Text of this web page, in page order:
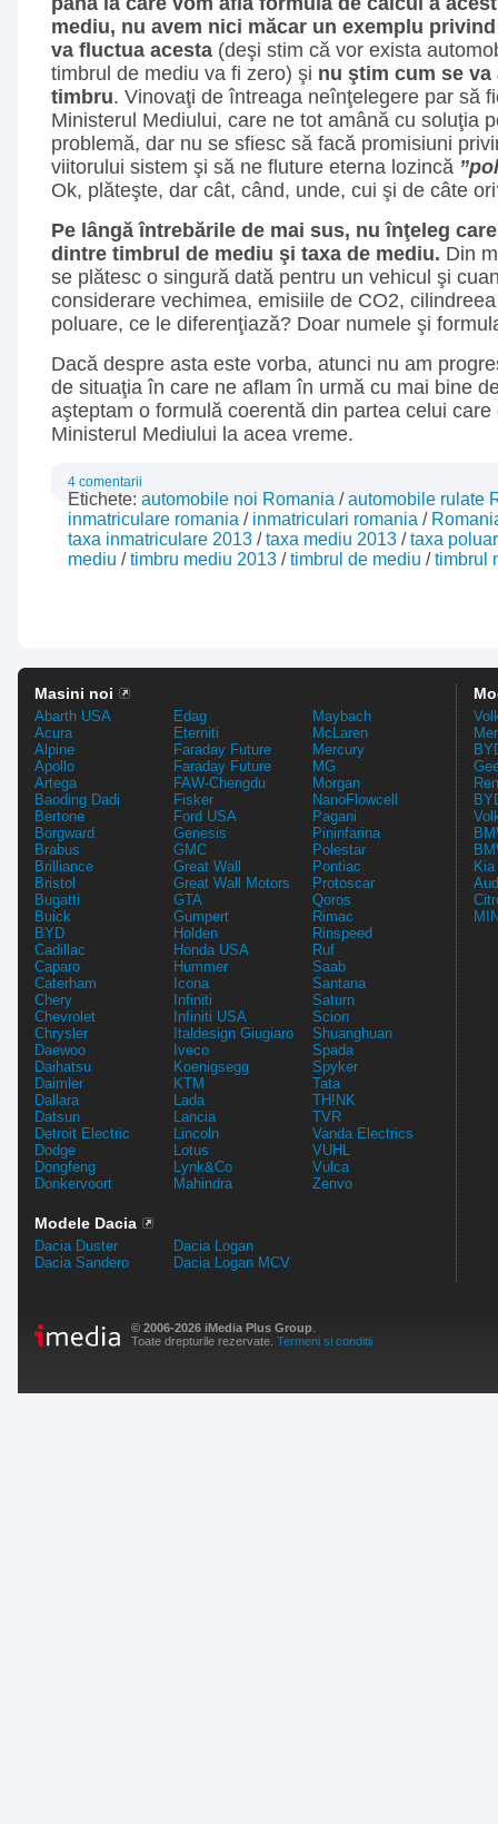
mediu, nu avem nici măcar un exemplu
va fluctua acesta (deşi stim că vor exista
timbrul de mediu va fi zero) şi nu ştim cum se
timbru. Vinovaţi de întreaga neînţelegere par să
Ministerul Mediului, care ne tot amână cu soluţia
problemă, dar nu se sfiesc să facă promisiuni
viitorului sistem şi să ne fluture eterna lozincă
Ok, plăteşte, dar cât, când, unde, cui şi de câte
Pe lângă întrebările de mai sus, nu înţeleg
dintre timbrul de mediu şi taxa de mediu. Din
se plătesc o singură dată pentru un vehicul şi
considerare vechimea, emisiile de CO2,
poluare, ce le diferenţiază? Doar numele şi
Dacă despre asta este vorba, atunci nu am
de situaţia în care ne aflam în urmă cu mai bine
aşteptam o formulă coerentă din partea celui care
Ministerul Mediului la acea vreme.
4 comentarii
Etichete: automobile noi Romania /automobile rulate
inmatriculare romania / inmatriculari romania /
taxa inmatriculare 2013 /taxa mediu 2013 /taxa
mediu /timbru mediu 2013 /timbrul de mediu /timbrul
Masini noi
Abarth USA
Acura
Alpine
Apollo
Artega
Baoding Dadi
Bertone
Borgward
Brabus
Brilliance
Bristol
Bugatti
Buick
BYD
Cadillac
Caparo
Caterham
Chery
Chevrolet
Chrysler
Daewoo
Daihatsu
Daimler
Dallara
Datsun
Detroit Electric
Dodge
Dongfeng
Donkervoort
Edag
Eterniti
Faraday Future
Faraday Future
FAW-Chengdu
Fisker
Ford USA
Genesis
GMC
Great Wall
Great Wall Motors
GTA
Gumpert
Holden
Honda USA
Hummer
Icona
Infiniti
Infiniti USA
Italdesign Giugiaro
Iveco
Koenigsegg
KTM
Lada
Lancia
Lincoln
Lotus
Lynk&Co
Mahindra
Maybach
McLaren
Mercury
MG
Morgan
NanoFlowcell
Pagani
Pininfarina
Polestar
Pontiac
Protoscar
Qoros
Rimac
Rinspeed
Ruf
Saab
Santana
Saturn
Scion
Shuanghuan
Spada
Spyker
Tata
TH!NK
TVR
Vanda Electrics
VUHL
Vulca
Zenvo
Modele Dacia
Dacia Duster
Dacia Sandero
Dacia Logan
Dacia Logan MCV
© 2006-2026 iMedia Plus Group
Toate drepturile rezervate. Termeni si conditii